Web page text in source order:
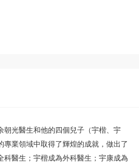
光醫生和他的四個兒子（宇楷、宇
業領域中取得了輝煌的成就，做出了
醫生；宇楷成為外科醫生；宇康成為